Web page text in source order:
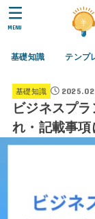
基礎知識 テンプ
MENU
基礎知識
ビジネスプ
れ・記載事